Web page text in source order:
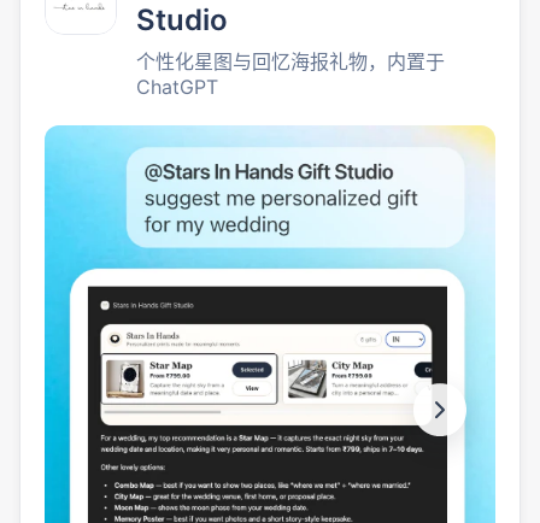
Studio
个性化星图与回忆海报礼物，内置于
ChatGPT